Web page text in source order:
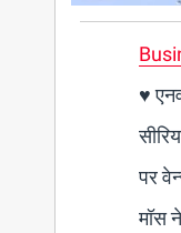
♥
पर
मॉस